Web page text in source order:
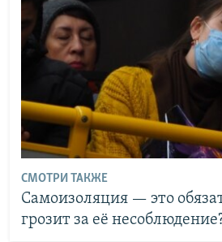
СМОТРИ ТАКЖЕ
Самоизоляция — это
грозит за её